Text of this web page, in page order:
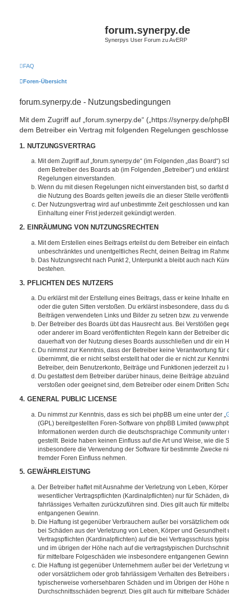
forum.synerpy.de
Synerpys User Forum zu AvERP
FAQ
Foren-Übersicht
forum.synerpy.de - Nutzungsbedingungen
Mit dem Zugriff auf „forum.synerpy.de“ („https://synerpy.de/
dem Betreiber ein Vertrag mit folgenden Regelungen
1. NUTZUNGSVERTRAG
Mit dem Zugriff auf „forum.synerpy.de“ (im Folgenden „das Board“)
dem Betreiber des Boards ab (im Folgenden „Betreiber“) und
Regelungen einverstanden.
Wenn du mit diesen Regelungen nicht einverstanden bist, so darfst
die Nutzung des Boards gelten jeweils die an dieser Stelle
Der Nutzungsvertrag wird auf unbestimmte Zeit geschlossen und
Einhaltung einer Frist jederzeit gekündigt werden.
2. EINRÄUMUNG VON NUTZUNGSRECHTEN
Mit dem Erstellen eines Beitrags erteilst du dem Betreiber ein
unbeschränktes und unentgeltliches Recht, deinen Beitrag im
Das Nutzungsrecht nach Punkt 2, Unterpunkt a bleibt auch nach
bestehen.
3. PFLICHTEN DES NUTZERS
Du erklärst mit der Erstellung eines Beitrags, dass er keine Inhalte
oder die guten Sitten verstoßen. Du erklärst insbesondere, dass du
Beiträgen verwendeten Links und Bilder zu setzen bzw. zu
Der Betreiber des Boards übt das Hausrecht aus. Bei Verstößen
oder anderer im Board veröffentlichten Regeln kann der Betreiber
dauerhaft von der Nutzung dieses Boards ausschließen und dir ein
Du nimmst zur Kenntnis, dass der Betreiber keine Verantwortung für
übernimmt, die er nicht selbst erstellt hat oder die er nicht zur
Betreiber, dein Benutzerkonto, Beiträge und Funktionen jederzeit zu
Du gestattest dem Betreiber darüber hinaus, deine Beiträge
verstoßen oder geeignet sind, dem Betreiber oder einem Dritten
4. GENERAL PUBLIC LICENSE
Du nimmst zur Kenntnis, dass es sich bei phpBB um eine unter der „
(GPL) bereitgestellten Foren-Software von phpBB Limited
Informationen werden durch die deutschsprachige Community unter
gestellt. Beide haben keinen Einfluss auf die Art und Weise, wie die
insbesondere die Verwendung der Software für bestimmte Zwecke
fremder Foren Einfluss nehmen.
5. GEWÄHRLEISTUNG
Der Betreiber haftet mit Ausnahme der Verletzung von Leben,
wesentlicher Vertragspflichten (Kardinalpflichten) nur für Schäden,
fahrlässiges Verhalten zurückzuführen sind. Dies gilt auch für
entgangenen Gewinn.
Die Haftung ist gegenüber Verbrauchern außer bei vorsätzlichem
bei Schäden aus der Verletzung von Leben, Körper und
Vertragspflichten (Kardinalpflichten) auf die bei Vertragsschluss
und im übrigen der Höhe nach auf die vertragstypischen
für mittelbare Folgeschäden wie insbesondere entgangenen
Die Haftung ist gegenüber Unternehmern außer bei der Verletzung
oder vorsätzlichem oder grob fahrlässigem Verhalten des Betreibers
typischerweise vorhersehbaren Schäden und im Übrigen der Höhe
Durchschnittsschäden begrenzt. Dies gilt auch für mittelbare